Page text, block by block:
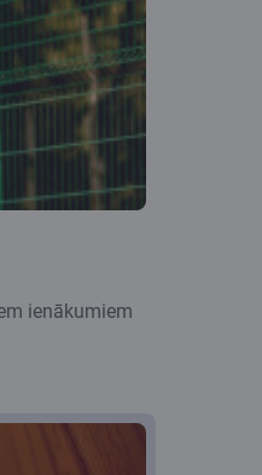
ienākumiem